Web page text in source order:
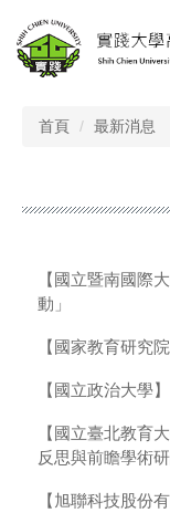
到
主
首頁 最新消息
【國立暨南國際
動」
【國家教育研究
【國立政治大學
【國立臺北教育
反思與前瞻學術研
【旭聯科技股份